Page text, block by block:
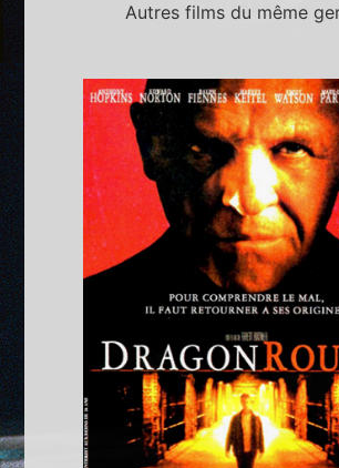
Autres films du même